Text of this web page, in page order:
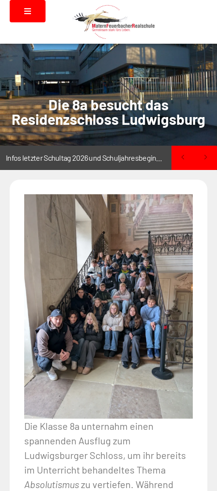
Die 8a besucht das
Residenzschloss Ludwigsburg
Die Klasse 8a unternahm einen
spannenden Ausflug zum
Ludwigsburger Schloss, um ihr bereits
im Unterricht behandeltes Thema
Absolutismuszu vertiefen. Während